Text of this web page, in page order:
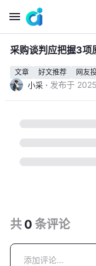
采购谈判应把握3项
文章 好文推荐 网友
小采 · 发布于
共 0 条评论